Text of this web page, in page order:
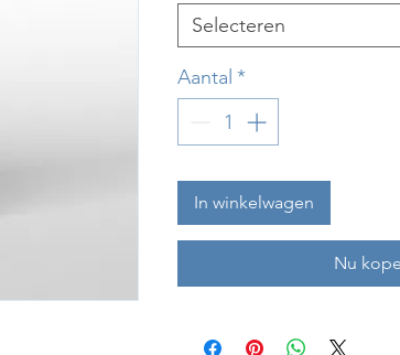
Selecteren
Aantal *
In winkelwagen
Nu